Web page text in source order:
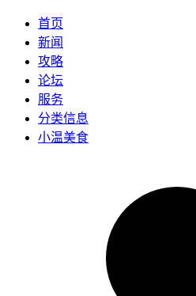
首页
新闻
攻略
论坛
服务
分类信息
小温美食